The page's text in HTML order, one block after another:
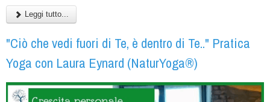
Leggi tutto...
"Ciò che vedi fuori di Te, è dentro di Te.." Pratica
Yoga con Laura Eynard (NaturYoga®)